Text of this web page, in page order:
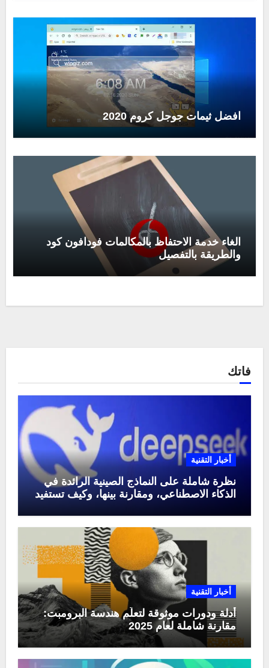
افضل ثيمات جوجل كروم 2020
الغاء خدمة الاحتفاظ بالمكالمات فودافون كود
والطريقة بالتفصيل
فاتك
أخبار التقنية
نظرة شاملة على النماذج الصينية الرائدة في
الذكاء الاصطناعي، ومقارنة بينها، وكيف تستفيد
أخبار التقنية
أدلة ودورات موثوقة لتعلّم هندسة البرومبت:
مقارنة شاملة لعام 2025